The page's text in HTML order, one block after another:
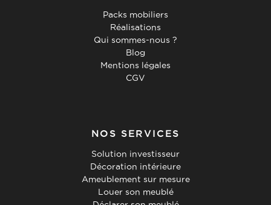
Packs mobiliers
Réalisations
Qui sommes-nous ?
Blog
Mentions légales
CGV
NOS SERVICES
Solution investisseur
Décoration intérieure
Ameublement sur mesure
Louer son meublé